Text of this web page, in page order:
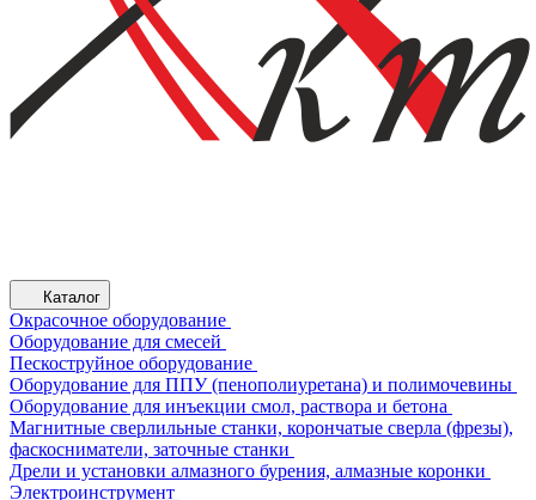
Каталог
Окрасочное оборудование
Оборудование для смесей
Пескоструйное оборудование
Оборудование для ППУ (пенополиуретана) и полимочевины
Оборудование для инъекции смол, раствора и бетона
Магнитные сверлильные станки, корончатые сверла (фрезы),
фаскосниматели, заточные станки
Дрели и установки алмазного бурения, алмазные коронки
Электроинструмент